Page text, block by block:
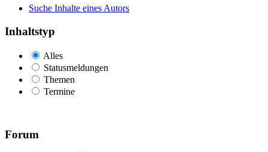
Suche Inhalte eines Autors
Inhaltstyp
Alles
Statusmeldungen
Themen
Termine
Forum